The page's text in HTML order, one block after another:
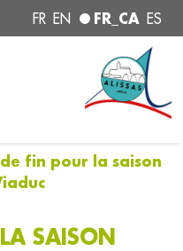
FR EN FR_CA ES
fin pour la saison
SAISON